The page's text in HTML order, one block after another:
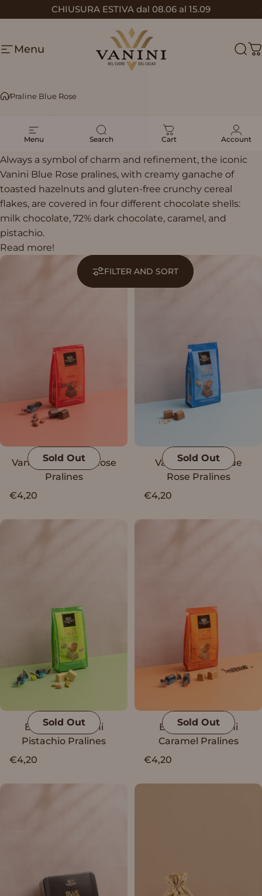
Skip to contentCHIUSURA ESTIVA dal 08.06 al 15.09
Pause slideshow
Menu Vanini
Menu Search Cart Account
Praline Blue Rose
Praline Blue Rose
Always a symbol of charm and refinement, the iconic
Vanini Blue Rose pralines, with creamy ganache of
toasted hazelnuts and gluten-free crunchy cereal
flakes, are covered in four different chocolate shells:
milk chocolate, 72% dark chocolate, caramel, and
pistachio.
Read more!
FILTER AND SORT
Sold Out
Vanini Dark Blue Rose
Pralines
€4,20
Sold Out
Vanini Classic Blue
Rose Pralines
€4,20
Sold Out
Blue Rose Vanini
Pistachio Pralines
€4,20
Sold Out
Blue Rose Vanini
Caramel Pralines
€4,20